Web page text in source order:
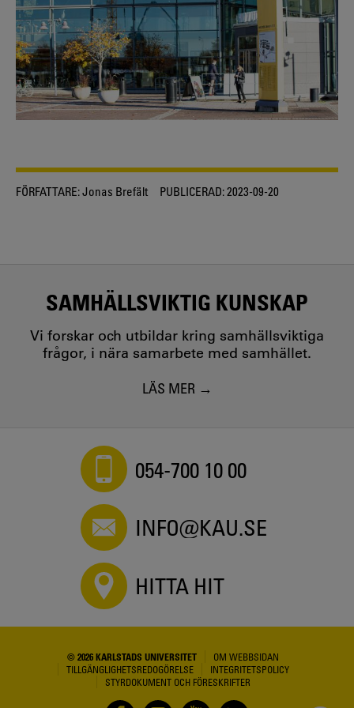
FÖRFATTARE:Jonas Brefält PUBLICERAD:2023-09-20
SAMHÄLLSVIKTIG KUNSKAP
Vi forskar och utbildar kring samhällsviktiga
frågor, i nära samarbete med samhället.
LÄS MER
054-700 10 00
INFO@KAU.SE
HITTA HIT
© 2026 KARLSTADS UNIVERSITET
OM WEBBSIDAN
TILLGÄNGLIGHETSREDOGÖRELSE
INTEGRITETSPOLICY
STYRDOKUMENT OCH FÖRESKRIFTER